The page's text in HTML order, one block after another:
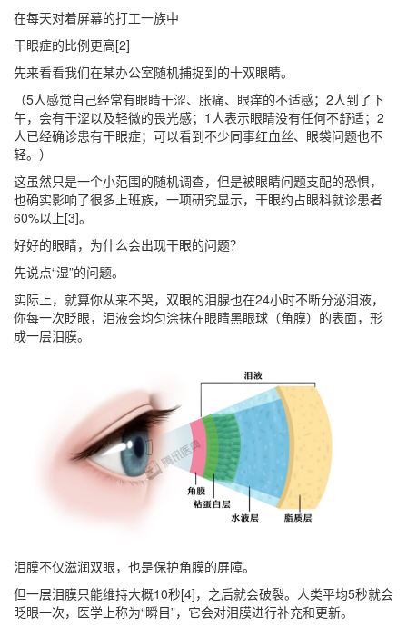
在每天对着屏幕的打工一族中
干眼症的比例更高[2]
先来看看我们在某办公室随机捕捉到的十双眼睛。
（5人感觉自己经常有眼睛干涩、胀痛、眼痒的不适感；2人到了下
午，会有干涩以及轻微的畏光感；1人表示眼睛没有任何不舒适；2
人已经确诊患有干眼症；可以看到不少同事红血丝、眼袋问题也不
轻。）
这虽然只是一个小范围的随机调查，但是被眼睛问题支配的恐惧，
也确实影响了很多上班族，一项研究显示，干眼约占眼科就诊患者
60%以上[3]。
好好的眼睛，为什么会出现干眼的问题？
先说点“湿”的问题。
实际上，就算你从来不哭，双眼的泪腺也在24小时不断分泌泪液，
你每一次眨眼，泪液会均匀涂抹在眼睛黑眼球（角膜）的表面，形
成一层泪膜。
泪膜不仅滋润双眼，也是保护角膜的屏障。
但一层泪膜只能维持大概10秒[4]，之后就会破裂。人类平均5秒就会
眨眼一次，医学上称为“瞬目”，它会对泪膜进行补充和更新。